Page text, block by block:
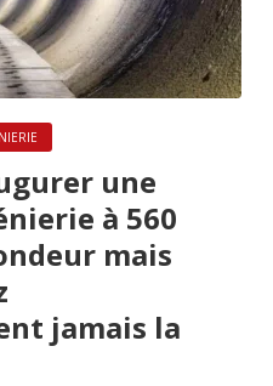
une
à 560
mais
jamais la